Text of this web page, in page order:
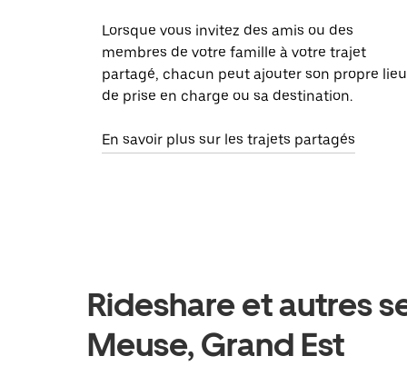
Lorsque vous invitez des amis ou des
membres de votre famille à votre trajet
partagé, chacun peut ajouter son propre lieu
de prise en charge ou sa destination.
En savoir plus sur les trajets partagés
Rideshare et autres
Meuse, Grand Est